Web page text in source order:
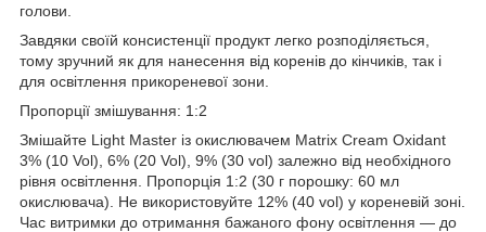
голови.
Завдяки своїй консистенції продукт легко розподіляється,
тому зручний як для нанесення від коренів до кінчиків, так і
для освітлення прикореневої зони.
Пропорції змішування: 1:2
Змішайте Light Master із окислювачем Matrix Cream Oxidant
3% (10 Vol), 6% (20 Vol), 9% (30 vol) залежно від необхідного
рівня освітлення. Пропорція 1:2 (30 г порошку: 60 мл
окислювача). Не використовуйте 12% (40 vol) у кореневій зоні.
Час витримки до отримання бажаного фону освітлення ― до